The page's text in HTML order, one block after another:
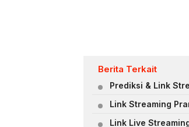
Berita Terkait
Prediksi & Link
Link Streaming
Link Live